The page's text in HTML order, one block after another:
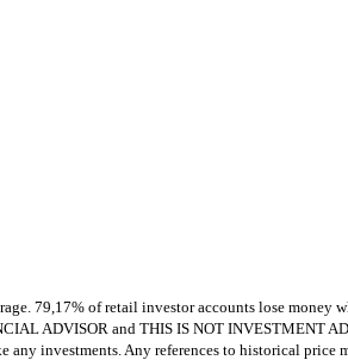
79,17% of retail investor accounts lose money
ADVISOR and THIS IS NOT INVESTMENT
investments. Any references to historical price